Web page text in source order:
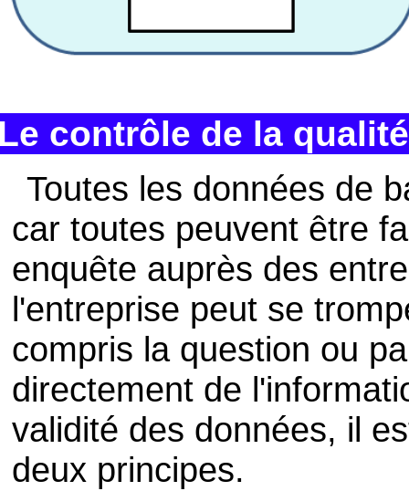
contrôle de la
Toutes les données de
car toutes peuvent être
enquête auprès des
l'entreprise peut se
compris la question ou
directement de
validité des données, il
deux principes.